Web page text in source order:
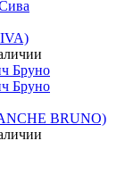
BRUNO)